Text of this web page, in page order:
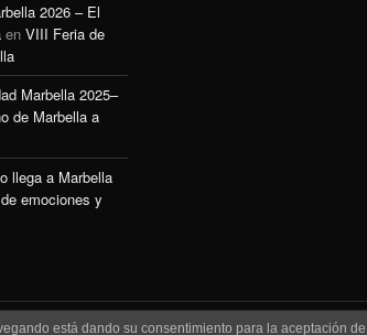
2026 – El
en VIII Feria de
Marbella 2025–
de Marbella a
llega a Marbella
emociones y
está dando su consentimiento para la aceptación